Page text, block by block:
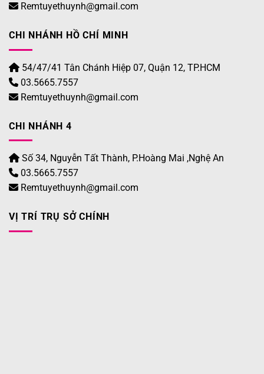
Remtuyethuynh@gmail.com
CHI NHÁNH HỒ CHÍ MINH
54/47/41 Tân Chánh Hiệp 07, Quận 12, TP.HCM
03.5665.7557
Remtuyethuynh@gmail.com
CHI NHÁNH 4
Số 34, Nguyễn Tất Thành, P.Hoàng Mai ,Nghệ An
03.5665.7557
Remtuyethuynh@gmail.com
VỊ TRÍ TRỤ SỞ CHÍNH